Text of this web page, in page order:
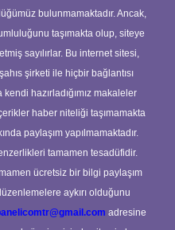
bulunmamaktadır. Ancak,
taşımakta olup, siteye
sayılırlar. Bu internet sitesi,
şirketi ile hiçbir bağlantısı
hazırladığımız makaleler
haber niteliği taşımamakta
paylaşım yapılmamaktadır.
tamamen tesadüfidir.
ücretsiz bir bilgi paylaşım
aykırı olduğunu
adresine